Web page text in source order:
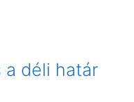
a déli határ